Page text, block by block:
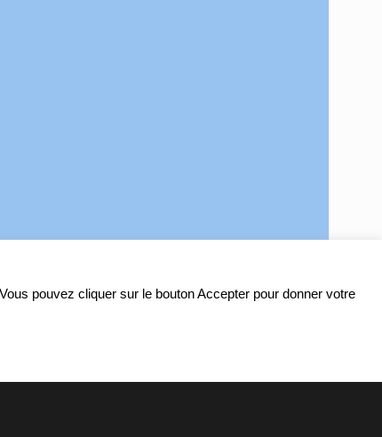
pouvez cliquer sur le bouton Accepter pour donner votre